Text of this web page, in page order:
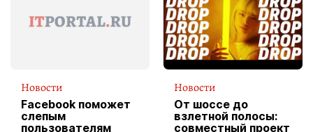
Новости
Facebook поможет
слепым
пользователям
Новости
От шоссе до
взлетной полосы:
совместный проект